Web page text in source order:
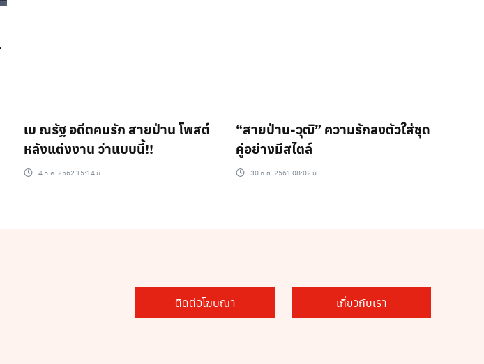
เบ ณรัฐ อดีตคนรัก สายป่าน โพสต์
หลังแต่งงาน ว่าแบบนี้!!
4 ก.ค. 2562 15:14 น.
“สายป่าน-วุฒิ” ความรักลงตัวใส่ชุด
คู่อย่างมีสไตล์
30 ก.ย. 2561 08:02 น.
ติดต่อโฆษณา เกี่ยวกับเรา